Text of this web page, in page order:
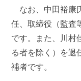
なお、中田裕康
任、取締役（監査
です。また、川村
る者を除く）を退
補者です。